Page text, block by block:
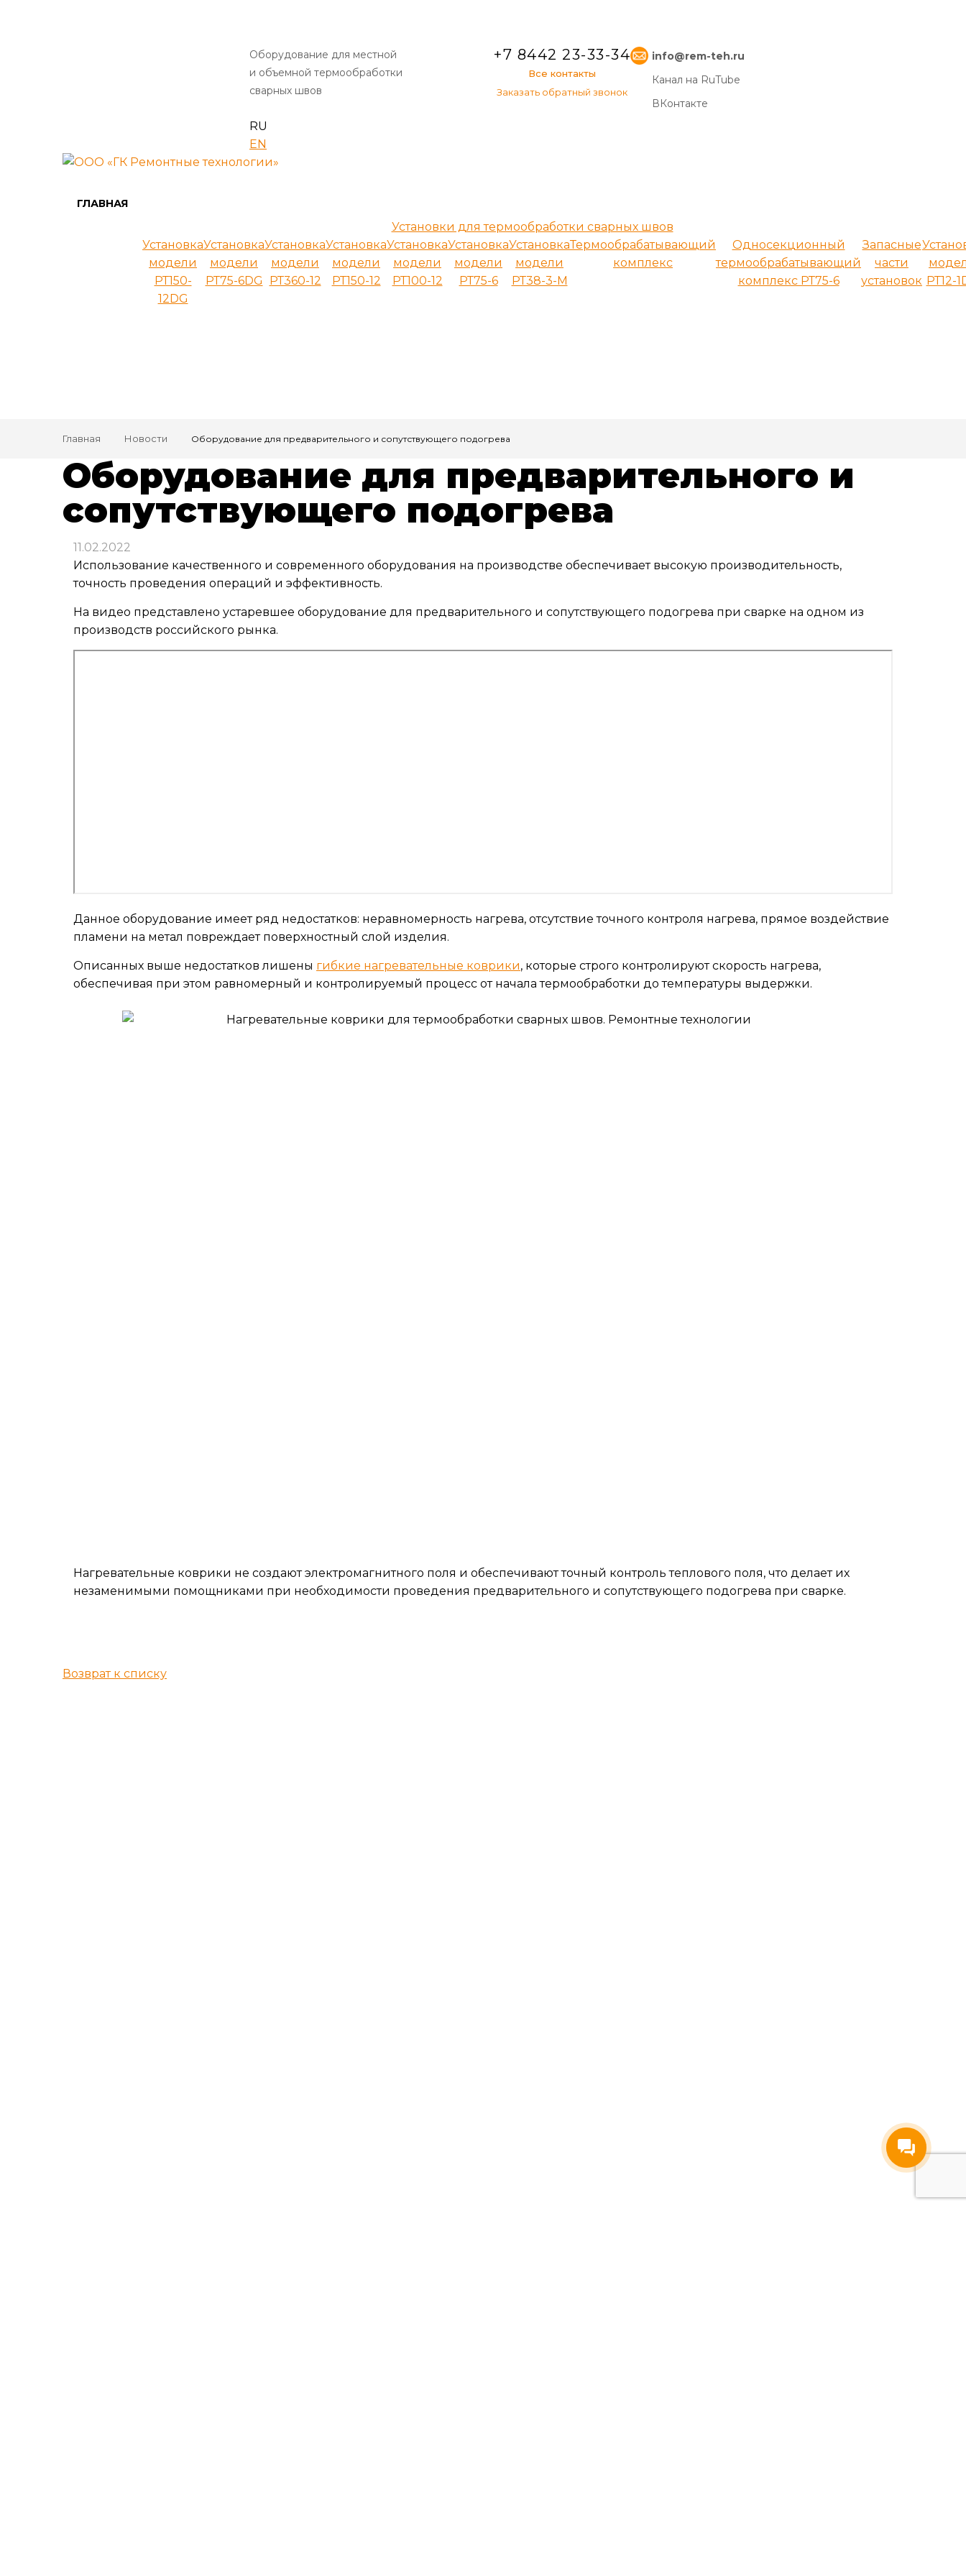
Оборудование для местной
и объемной термообработки
сварных швов
+7 8442 23-33-34
Все контакты
Заказать обратный звонок
info@rem-teh.ru
Канал на RuTube
ВКонтакте
RU
EN
ГЛАВНАЯ
Установки для термообработки сварных швов
Установка
модели
РТ150-
12DG
Установка
модели
РТ75-6DG
Установка
модели
РТ360-12
Установка
модели
РТ150-12
Установка
модели
РТ100-12
Установка
модели
РТ75-6
Установка
модели
РТ38-3-М
Термообрабатывающий
комплекс
Односекционный
термообрабатывающий
комплекс РТ75-6
Запасные
части
установок РТ12-
Главная Новости Оборудование для предварительного и сопутствующего подогрева
Оборудование для предварительного и
сопутствующего подогрева
11.02.2022
Использование качественного и современного оборудования на производстве обеспечивает высокую производительность,
точность проведения операций и эффективность.
На видео представлено устаревшее оборудование для предварительного и сопутствующего подогрева при сварке на одном из
производств российского рынка.
Данное оборудование имеет ряд недостатков: неравномерность нагрева, отсутствие точного контроля нагрева, прямое воздействие
пламени на метал повреждает поверхностный слой изделия.
Описанных выше недостатков лишены гибкие нагревательные коврики, которые строго контролируют скорость нагрева,
обеспечивая при этом равномерный и контролируемый процесс от начала термообработки до температуры выдержки.
Нагревательные коврики не создают электромагнитного поля и обеспечивают точный контроль теплового поля, что делает их
незаменимыми помощниками при необходимости проведения предварительного и сопутствующего подогрева при сварке.
Возврат к списку